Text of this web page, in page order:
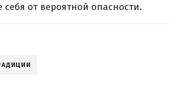
от вероятной опасности.